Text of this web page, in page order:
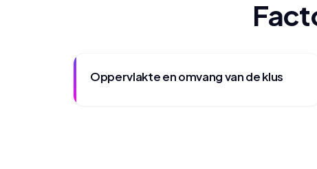
Oppervlakte en omvang van de klus